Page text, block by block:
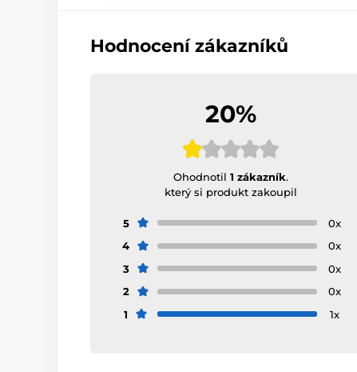
Hodnocení zákazníků
20%
Ohodnotil1 zákazník.
který si produkt zakoupil
5
0x
4
0x
3
0x
2
0x
1
1x